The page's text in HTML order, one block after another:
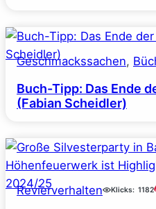
Geschmackssachen,
Buch-Tipp: Das Ende
(Fabian Scheidler)
Revierverhalten Klicks: 1182